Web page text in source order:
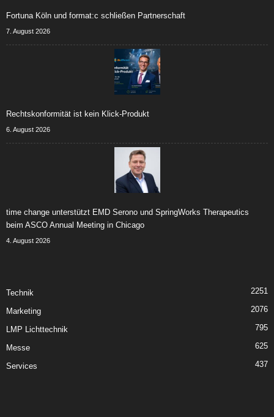
Fortuna Köln und format:c schließen Partnerschaft
7. August 2026
Rechtskonformität ist kein Klick-Produkt
6. August 2026
time change unterstützt EMD Serono und SpringWorks Therapeutics
beim ASCO Annual Meeting in Chicago
4. August 2026
Technik 2251
Marketing 2076
LMP Lichttechnik 795
Messe 625
Services 437